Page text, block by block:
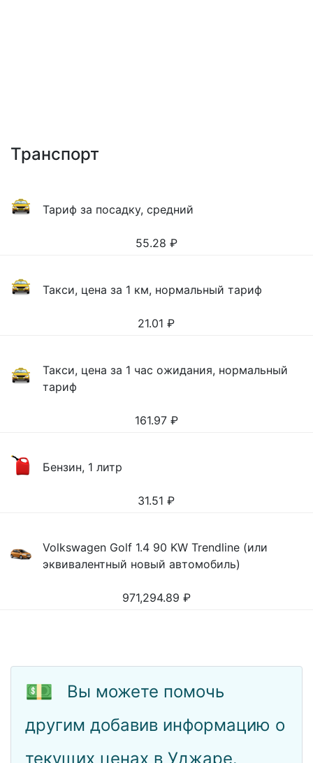
Транспорт
Тариф за посадку, средний
55.28 ₽
Такси, цена за 1 км, нормальный тариф
21.01 ₽
Такси, цена за 1 час ожидания, нормальный
тариф
161.97 ₽
Бензин, 1 литр
31.51 ₽
Volkswagen Golf 1.4 90 KW Trendline (или
эквивалентный новый автомобиль)
971,294.89 ₽
💵
Вы можете помочь
другим добавив информацию о
текущих ценах в Уджаре.